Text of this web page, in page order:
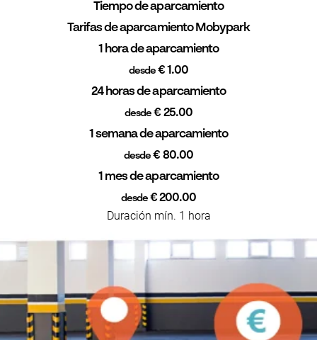
Tiempo de aparcamiento
Tarifas de aparcamiento Mobypark
1 hora de aparcamiento
desde€ 1.00
24 horas de aparcamiento
desde € 25.00
1 semana de aparcamiento
desde € 80.00
1 mes de aparcamiento
desde€ 200.00
Duración mín. 1 hora